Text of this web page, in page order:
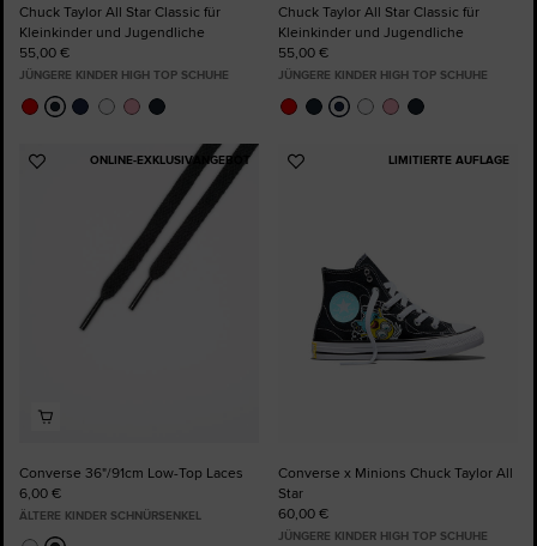
Chuck Taylor All Star Classic für
Kleinkinder und Jugendliche
55,00 €
JÜNGERE KINDER HIGH TOP SCHUHE
Chuck Taylor All Star Classic für
Kleinkinder und Jugendliche
55,00 €
JÜNGERE KINDER HIGH TOP SCHUHE
ONLINE-EXKLUSIVANGEBOT
Zu
Converse 36"/91cm Low-Top Laces
6,00 €
ÄLTERE KINDER SCHNÜRSENKEL
LIMITIERTE AUFLAGE
Zu
Converse x Minions Chuck Taylor All
Star
60,00 €
JÜNGERE KINDER HIGH TOP SCHUHE